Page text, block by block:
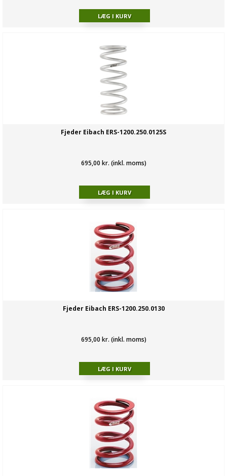
Fjeder Eibach ERS-1200.250.0125S
695,00 kr. (inkl. moms)
Fjeder Eibach ERS-1200.250.0130
695,00 kr. (inkl. moms)